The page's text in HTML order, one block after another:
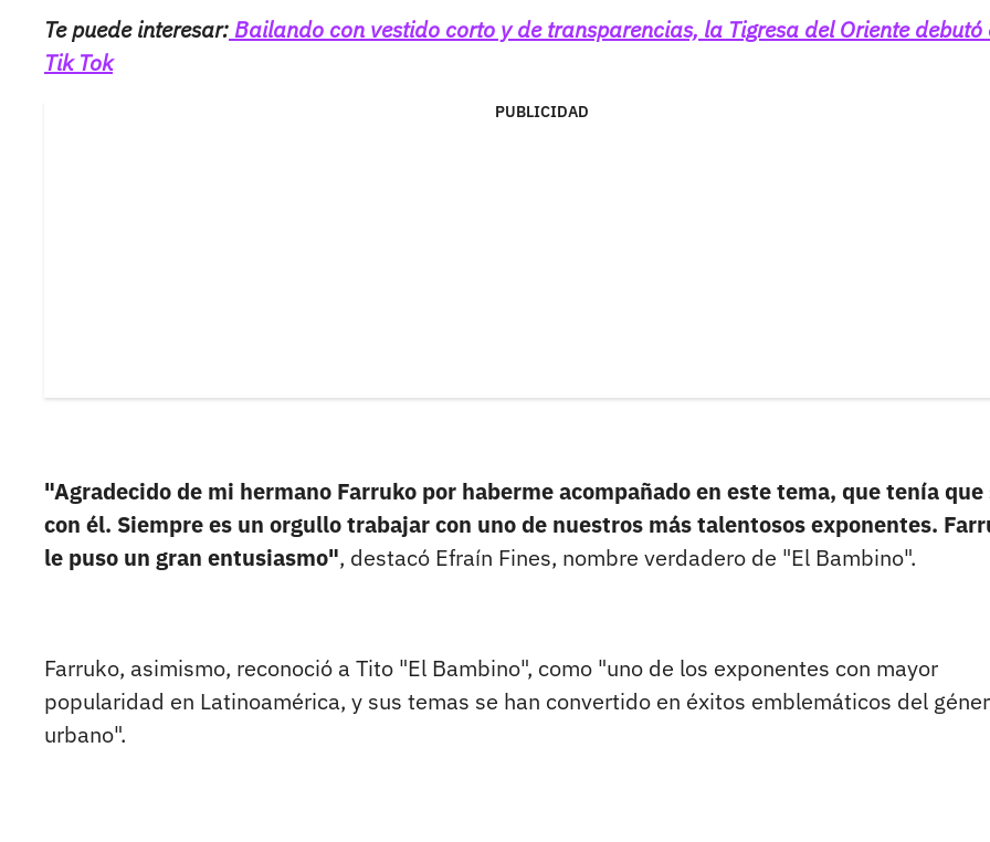
Te puede interesar:Bailando con vestido corto y de transparencias, la Tigresa del Oriente debutó
Tik Tok
PUBLICIDAD
"Agradecido de mi hermano Farruko por haberme acompañado en este tema, que tenía que
con él. Siempre es un orgullo trabajar con uno de nuestros más talentosos exponentes.
le puso un gran entusiasmo", destacó Efraín Fines, nombre verdadero de "El Bambino".
Farruko, asimismo, reconoció a Tito "El Bambino", como "uno de los exponentes con mayor
popularidad en Latinoamérica, y sus temas se han convertido en éxitos emblemáticos del
urbano".